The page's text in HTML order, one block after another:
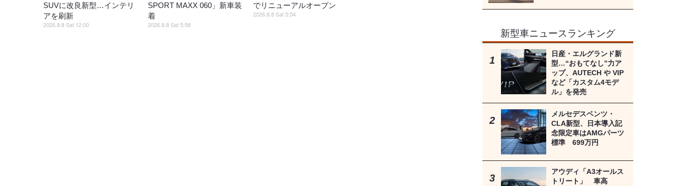
SUVに改良新型…インテリ
アを刷新
2026.8.8 Sat 12:00
SPORT MAXX 060」新車装
着
2026.8.8 Sat 5:58
でリニューアルオープン
2026.8.8 Sat 5:54
新型車ニュースランキング
日産・エルグランド新
型…“おもてなし”力ア
ップ、AUTECH や VIP
など「カスタム4モデ
ル」を発売
メルセデスベンツ・
CLA新型、日本導入記
念限定車はAMGパーツ
標準 699万円
アウディ「A3オールス
トリート」 車高